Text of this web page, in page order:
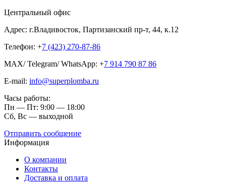
Центральный офис
Адрес: г.Владивосток, Партизанский пр-т, 44, к.12
Телефон: +7 (423) 270-87-86
MAX/ Telegram/ WhatsApp: +7 914 790 87 86
E-mail: info@superplomba.ru
Часы работы:
Пн — Пт: 9:00 — 18:00
Сб, Вc — выходной
Отправить сообщение
Информация
О компании
Контакты
Доставка и оплата